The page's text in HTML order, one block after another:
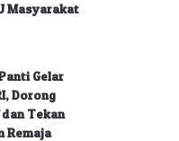
Masyarakat
Gelar
Dorong
Tekan
Remaja